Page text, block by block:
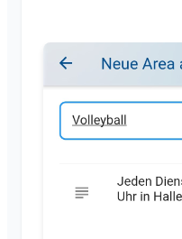
Log ud
Skift navn
Skift e-mail
Skift profilbillede
App-adgangstilladelser
Tilladelser
Flere administratorer
Inviter medlemmer
Gensend invitationer
Fjern medlemmer
Understøttede browsere
Feedback
Anvendelsesområder
Ofte stillede spørgsmål